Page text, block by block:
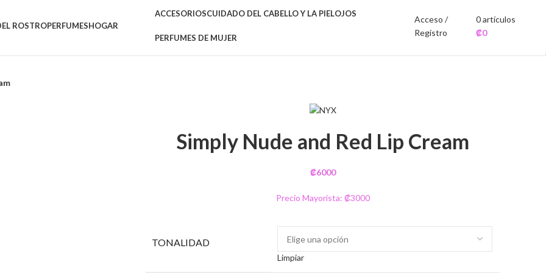
ROSTROPERFUMESHOGAR
ACCESORIOSCUIDADO DEL CABELLO Y LA PIELOJOS
PERFUMES DE MUJER
Acceso /
Registro
0artículos
₡0
Simply Nude and Red Lip Cream
₡6000
Precio Mayorista: ₡3000
TONALIDAD
Limpiar